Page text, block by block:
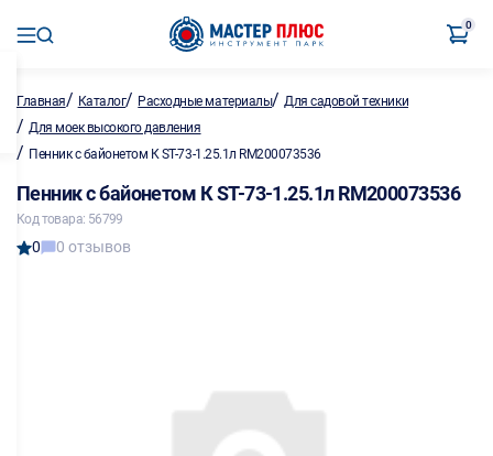
0
Главная/ Каталог/ Расходные материалы/Для садовой техники
/ Для моек высокого давления
/ Пенник с байонетом К ST-73-1.25.1л RM200073536
Пенник с байонетом К ST-73-1.25.1л RM200073536
Код товара: 56799
0 0 отзывов